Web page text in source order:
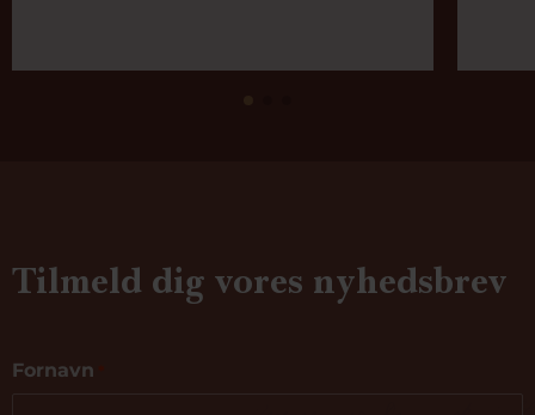
Tilmeld dig vores nyhedsbrev
Fornavn